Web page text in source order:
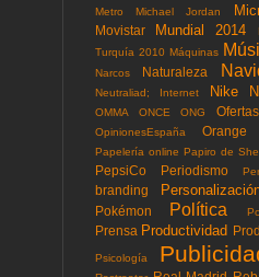
Metro Michael Jordan
Movistar
Mundial 2014
Turquía 2010 Máquinas
Narcos Naturaleza
Neutraliad; Internet Nike
OMMA
ONCE ONG Ofertas
OpinionesEspaña Orange
Papelería online Papiro de
PepsiCo Periodismo
branding
Pokémon
Política
Prensa Productividad
Psicología